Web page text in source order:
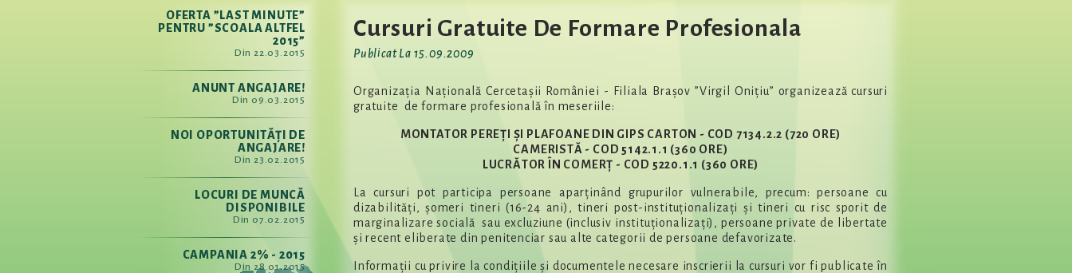
OFERTA ”LAST MINUTE”
PENTRU ”SCOALA ALTFEL
2015”
Din 22.03.2015
ANUNT ANGAJARE!
Din 09.03.2015
NOI OPORTUNITĂȚI DE
ANGAJARE!
Din 23.02.2015
LOCURI DE MUNCĂ
DISPONIBILE
Din 07.02.2015
CAMPANIA 2% - 2015
Din 28.01.2015
Cursuri Gratuite De Formare Profesionala
Publicat La 15.09.2009
Organizația Națională Cercetașii României - Filiala Brașov ”Virgil Onițiu” organizează cursuri
gratuite de formare profesională în meseriile:
MONTATOR PEREȚI ȘI PLAFOANE DIN GIPS CARTON - COD 7134.2.2 (720 ORE)
CAMERISTĂ - COD 5142.1.1 (360 ORE)
LUCRĂTOR ÎN COMERȚ - COD 5220.1.1 (360 ORE)
La cursuri pot participa persoane aparținând grupurilor vulnerabile, precum: persoane cu
dizabilități, șomeri tineri (16-24 ani), tineri post-instituționalizați și tineri cu risc sporit de
marginalizare socială sau excluziune (inclusiv instituționalizați), persoane private de libertate
și recent eliberate din penitenciar sau alte categorii de persoane defavorizate.
Informații cu privire la condițiile și documentele necesare inscrierii la cursuri vor fi publicate în